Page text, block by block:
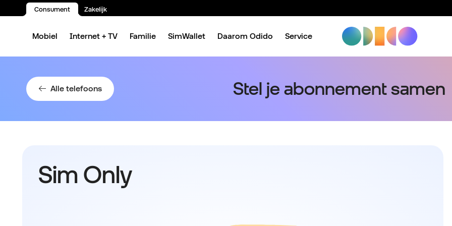
Consument Zakelijk
Mobiel Internet + TV Familie SimWallet Daarom Odido Service
Alle telefoons Stel je abonnement samen
Sim Only